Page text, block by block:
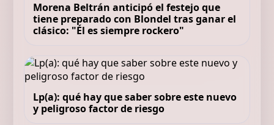
Morena Beltrán anticipó el festejo que
tiene preparado con Blondel tras ganar el
clásico: "Él es siempre rockero"
Lp(a): qué hay que saber sobre este nuevo
y peligroso factor de riesgo